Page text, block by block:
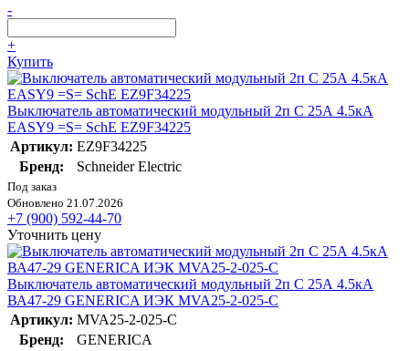
-
+
Купить
Выключатель автоматический модульный 2п C 25А 4.5кА
EASY9 =S= SchE EZ9F34225
Артикул: EZ9F34225
Бренд:
Schneider Electric
Под заказ
Обновлено 21.07.2026
+7 (900) 592-44-70
Уточнить цену
Выключатель автоматический модульный 2п C 25А 4.5кА
ВА47-29 GENERICA ИЭК MVA25-2-025-C
Артикул: MVA25-2-025-C
Бренд:
GENERICA